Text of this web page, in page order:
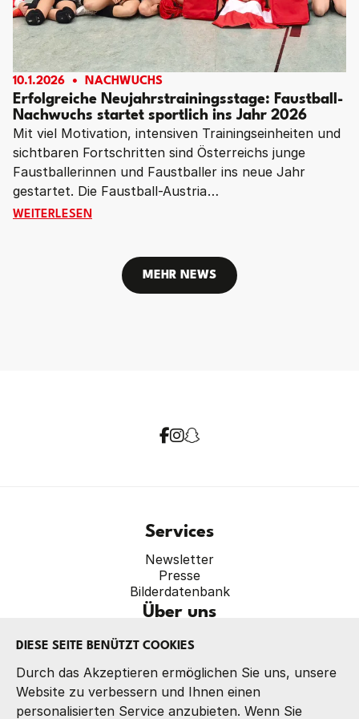
DIESE SEITE BENÜTZT COOKIES
Durch das Akzeptieren ermöglichen Sie uns, unsere
Website zu verbessern und Ihnen einen
personalisierten Service anzubieten. Wenn Sie
Erfolgreiche Neujahrstrainingsstage: Faustball-
Nachwuchs startet sportlich ins Jahr 2026
10.1.2026 NACHWUCHS
Mit viel Motivation, intensiven Trainingseinheiten und
sichtbaren Fortschritten sind Österreichs junge
Faustballerinnen und Faustballer ins neue Jahr
gestartet. Die Faustball-Austria
Neujahrstrainingsstage 2026 in Linz und
die ersten Jännertage, um gezielt an Technik,
Spielverständnis, Athletik und Teamgeist zu arbeiten.
WEITERLESENERFOLGREICHE NEUJAHRSTRAININGSSTAGE:
MEHR NEWS
Services
Newsletter
Presse
Bilderdatenbank
Über uns
Verband
Referate
Kontakt